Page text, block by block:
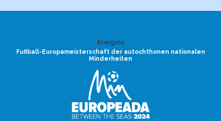
Ereignis
Fußball-Europameisterschaft der autochthonen nationalen
Minderheiten